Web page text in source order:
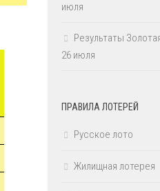
июля
Результаты
26 июля
ПРАВИЛА ЛОТЕРЕЙ
Русское лото
Жилищная лотерея